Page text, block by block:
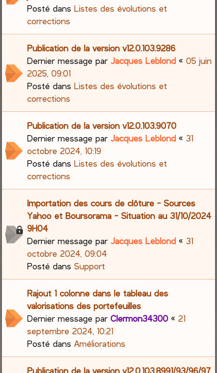
Posté dansListes des évolutions et
corrections
Publication de la version v12.0.103.9286
Dernier message parJacques Leblond «05 juin
2025, 09:01
Posté dansListes des évolutions et
corrections
Publication de la version v12.0.103.9070
Dernier message parJacques Leblond «31
octobre 2024, 10:19
Posté dansListes des évolutions et
corrections
Importation des cours de clôture - Sources
Yahoo et Boursorama - Situation au 31/10/2024
9H04
Dernier message parJacques Leblond «31
octobre 2024, 09:04
Posté dansSupport
Rajout 1 colonne dans le tableau des
valorisations des portefeuilles
Dernier message parClermon34300 «21
septembre 2024, 10:21
Posté dansAméliorations
Publication de la version v12.0.103.8991/93/96/97